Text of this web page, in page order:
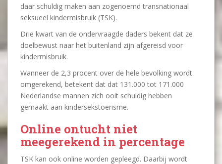
daar schuldig maken aan zogenoemd transnationaal
seksueel kindermisbruik (TSK).
Drie kwart van de ondervraagde daders bekent dat ze
doelbewust naar het buitenland zijn afgereisd voor
kindermisbruik.
Wanneer de 2,3 procent over de hele bevolking wordt
omgerekend, betekent dat dat 131.000 tot 171.000
Nederlandse mannen zich ooit schuldig hebben
gemaakt aan kindersekstoerisme.
Online ontucht niet
meegerekend in percentage
TSK kan ook online worden gepleegd. Daarbij wordt